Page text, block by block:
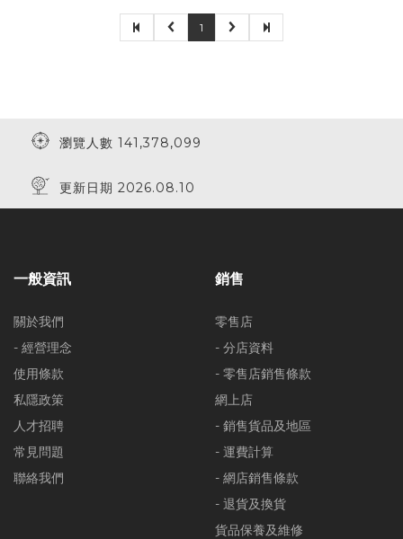
1
瀏覽人數 141,378,099
更新日期 2026.08.10
一般資訊
關於我們
- 經營理念
使用條款
私隱政策
人才招聘
常見問題
聯絡我們
銷售
零售店
- 分店資料
- 零售店銷售條款
網上店
- 銷售貨品及地區
- 運費計算
- 網店銷售條款
- 退貨及換貨
貨品保養及維修